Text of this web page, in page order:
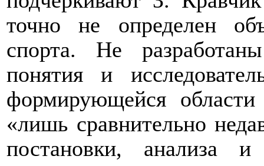
точно не определен
спорта. Не
понятия и
формирующейся
«лишь сравнительно
постановки, анализа